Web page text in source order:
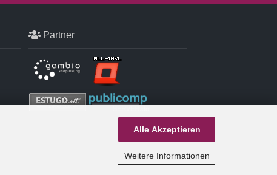
Alle Akzeptieren
Weitere Informationen
Partner